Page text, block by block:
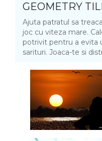
GEOMETRY
Ajuta patratul sa
joc cu viteza mare.
potrivit pentru a evita
sarituri. Joaca-te si